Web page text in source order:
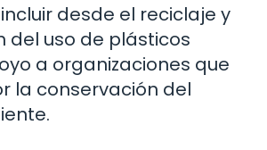
desde el reciclaje y
del uso de plásticos
a organizaciones que
la conservación del